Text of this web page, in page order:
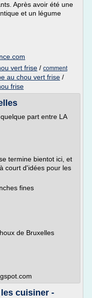
Après avoir été une
et un légume
vert frise / comment
au chou vert frise /
frise
part entre LA
termine bientot ici, et
court d'idées pour les
fines
de Bruxelles
cuisiner -